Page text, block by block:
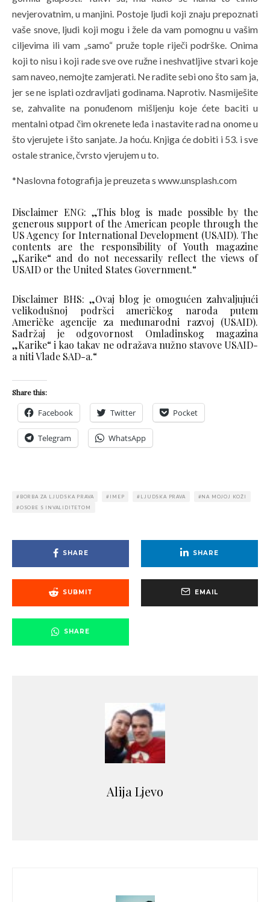
nevjerovatnim, u manjini. Postoje ljudi koji znaju prepoznati
vaše snove, ljudi koji mogu i žele da vam pomognu u vašim
ciljevima ili vam „samo“ pruže tople riječi podrške. Onima
koji to nisu i koji rade sve ove ružne i neshvatljive stvari koje
sam naveo, nemojte zamjerati. Ne radite sebi ono što sam ja,
jer se ne isplati ozdravljati godinama. Naprotiv. Nasmiješite
se, zahvalite na ponuđenom mišljenju koje ćete baciti u
mentalni otpad čim okrenete leđa i nastavite rad na onome u
što vjerujete i što sanjate. Ja hoću. Knjiga će dobiti i 53. i sve
ostale stranice, čvrsto vjerujem u to.
*Naslovna fotografija je preuzeta s www.unsplash.com
Disclaimer ENG: „This blog is made possible by the
generous support of the American people through the
US Agency for International Development (USAID). The
contents are the responsibility of Youth magazine
„Karike“ and do not necessarily reflect the views of
USAID or the United States Government.“
Disclaimer BHS: „Ovaj blog je omogućen zahvaljujući
velikodušnoj podršci američkog naroda putem
Američke agencije za međunarodni razvoj (USAID).
Sadržaj je odgovornost Omladinskog magazina
„Karike“ i kao takav ne odražava nužno stavove USAID-
a niti Vlade SAD-a.“
Share this:
Facebook Twitter Pocket
Telegram WhatsApp
BORBA ZA LJUDSKA PRAVA IMEP LJUDSKA PRAVA
NA MOJOJ KOŽI
OSOBE S INVALIDITETOM
SHARE SHARE
SUBMIT EMAIL
SHARE
Alija Ljevo